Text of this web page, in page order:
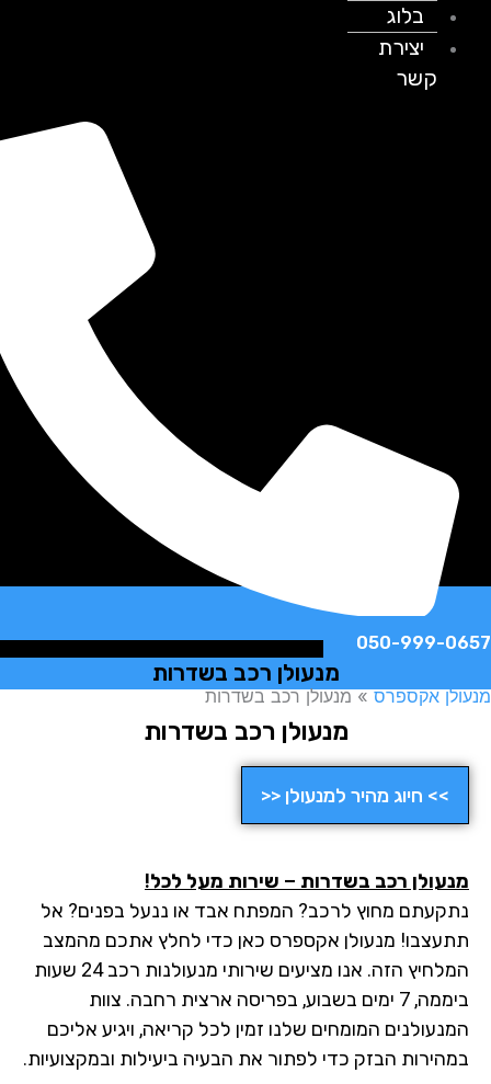
בלוג
יצירת
קשר
050-999-
מנעולן רכב בשדרות
אקספרס»מנעולן רכב בשדרות
מנעולן רכב בשדרות
>> חיוג מהיר למנעולן <<
רכב בשדרות – שירות מעל לכל!
מחוץ לרכב? המפתח אבד או ננעל בפנים? אל
מנעולן אקספרס כאן כדי לחלץ אתכם מהמצב
המלחיץ הזה. אנו מציעים שירותי מנעולנות רכב 24 שעות
ביממה, 7 ימים בשבוע, בפריסה ארצית רחבה. צוות
המומחים שלנו זמין לכל קריאה, ויגיע אליכם
הבזק כדי לפתור את הבעיה ביעילות ובמקצועיות.